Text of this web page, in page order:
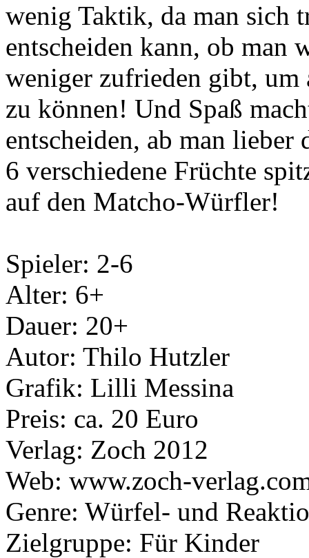
wenig Taktik, da man sich
entscheiden kann, ob
weniger zufrieden gibt, um
zu können! Und Spaß
entscheiden, ab man lieber
6 verschiedene Früchte
auf den Matcho-Würfler!
Spieler: 2-6
Alter: 6+
Dauer: 20+
Autor: Thilo Hutzler
Grafik: Lilli Messina
Preis: ca. 20 Euro
Verlag: Zoch 2012
Web: www.zoch-
Genre: Würfel- und
Zielgruppe: Für Kinder